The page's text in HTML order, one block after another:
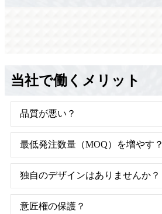
当社で働くメリット
品質が悪い？
最低発注数量（MOQ）を増やす？
独自のデザインはありませんか？
意匠権の保護？